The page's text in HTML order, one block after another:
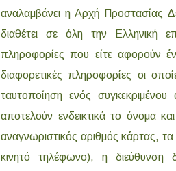
αναλαμβάνει η Αρχή Προστασίας
διαθέτει σε όλη την Ελληνική
πληροφορίες που είτε αφορούν
διαφορετικές πληροφορίες οι
ταυτοποίηση ενός
αποτελούν ενδεικτικά το όνομα
αναγνωριστικός αριθμός κάρτας,
κινητό τηλέφωνο), η διεύθυνση